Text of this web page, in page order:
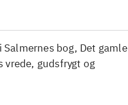
bog, Det gamle
vrede, gudsfrygt og